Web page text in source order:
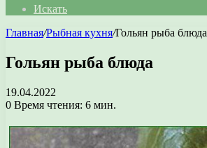
Искать
Главная/Рыбная кухня/Гольян рыба блюда
Гольян рыба блюда
19.04.2022
0 Время чтения: 6 мин.